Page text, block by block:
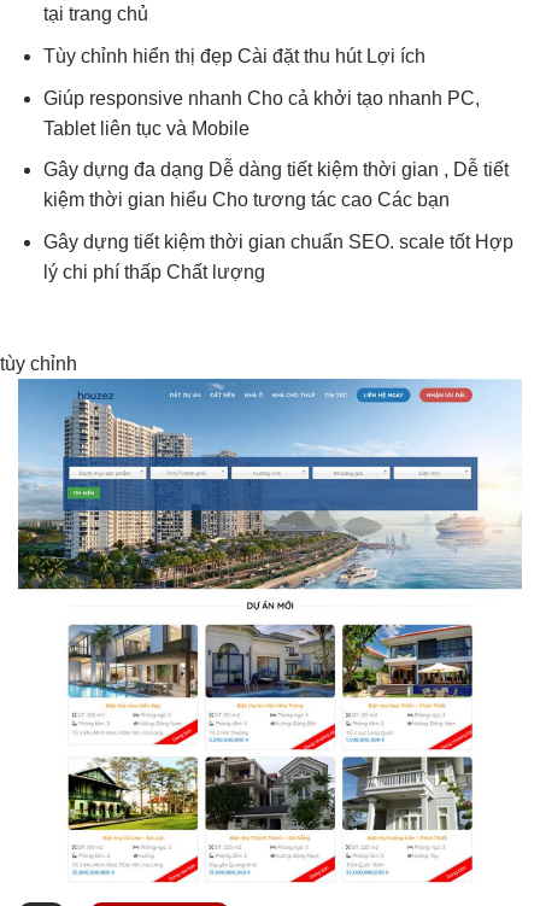
tại trang chủ
Tùy chỉnh hiển thị đẹpCài đặtthu hútLợi ích
Giúp responsive nhanh Cho cả khởi tạo nhanh PC,
Tablet liên tụcvà Mobile
Gây dựng đa dạng Dễ dàng tiết kiệm thời gian , Dễ tiết
kiệm thời gian hiểu Cho tương tác caoCác bạn
Gây dựng tiết kiệm thời gian chuẩn SEO. scale tốtHợp
lý chi phí thấpChất lượng
tùy chỉnh